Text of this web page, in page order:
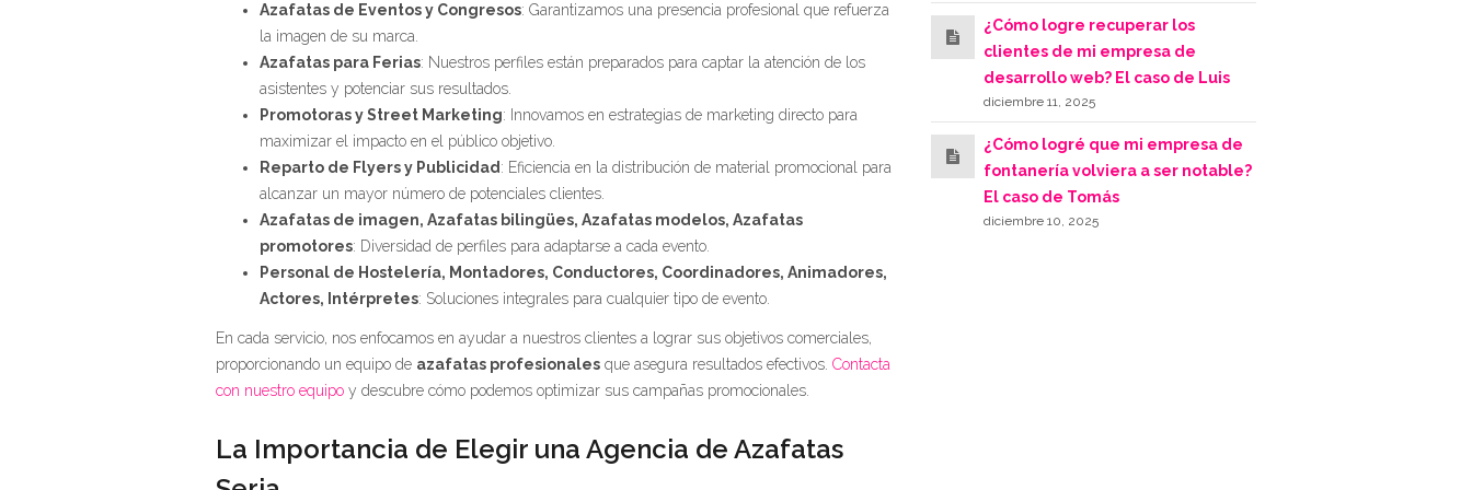
Azafatas de Eventos y Congresos: Garantizamos una presencia profesional que refuerza
la imagen de su marca.
Azafatas para Ferias: Nuestros perfiles están preparados para captar la atención de los
asistentes y potenciar sus resultados.
Promotoras y Street Marketing: Innovamos en estrategias de marketing directo para
maximizar el impacto en el público objetivo.
Reparto de Flyers y Publicidad : Eficiencia en la distribución de material promocional para
alcanzar un mayor número de potenciales clientes.
Azafatas de imagen, Azafatas bilingües, Azafatas modelos, Azafatas
promotores: Diversidad de perfiles para adaptarse a cada evento.
Personal de Hostelería, Montadores, Conductores, Coordinadores, Animadores,
Actores, Intérpretes: Soluciones integrales para cualquier tipo de evento.
En cada servicio, nos enfocamos en ayudar a nuestros clientes a lograr sus objetivos comerciales,
proporcionando un equipo de azafatas profesionales que asegura resultados efectivos. Contacta
con nuestro equipo y descubre cómo podemos optimizar sus campañas promocionales.
La Importancia de Elegir una Agencia de Azafatas
¿Cómo logre recuperar los
clientes de mi empresa de
desarrollo web? El caso de Luis
diciembre 11, 2025
¿Cómo logré que mi empresa de
fontanería volviera a ser notable?
El caso de Tomás
diciembre 10, 2025